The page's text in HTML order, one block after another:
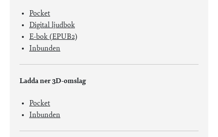
Pocket
Digital ljudbok
E-bok (EPUB2)
Inbunden
Ladda ner 3D-omslag
Pocket
Inbunden